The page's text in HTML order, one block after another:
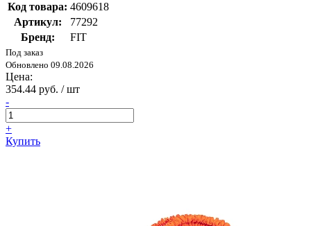
Код товара: 4609618
Артикул:
77292
Бренд:
FIT
Под заказ
Обновлено 09.08.2026
Цена:
354.44 руб. / шт
-
+
Купить